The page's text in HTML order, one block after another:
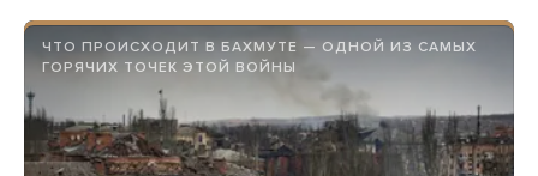
ЧТО ПРОИСХОДИТ В БАХМУТЕ — ОДНОЙ ИЗ САМЫХ
ГОРЯЧИХ ТОЧЕК ЭТОЙ ВОЙНЫ